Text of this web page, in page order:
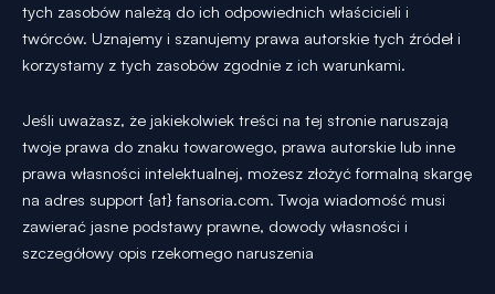
tych zasobów należą do ich odpowiednich właścicieli i
twórców. Uznajemy i szanujemy prawa autorskie tych źródeł i
korzystamy z tych zasobów zgodnie z ich warunkami.
Jeśli uważasz, że jakiekolwiek treści na tej stronie naruszają
twoje prawa do znaku towarowego, prawa autorskie lub inne
prawa własności intelektualnej, możesz złożyć formalną skargę
na adres support {at} fansoria.com. Twoja wiadomość musi
zawierać jasne podstawy prawne, dowody własności i
szczegółowy opis rzekomego naruszenia